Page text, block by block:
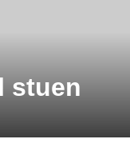
stuen